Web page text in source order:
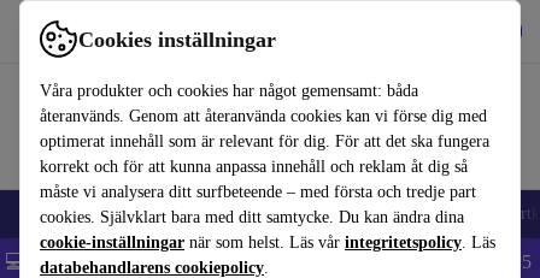
Cookies inställningar
Våra produkter och cookies har något gemensamt: båda
återanvänds. Genom att återanvända cookies kan vi förse dig med
optimerat innehåll som är relevant för dig. För att det ska fungera
korrekt och för att kunna anpassa innehåll och reklam åt dig så
måste vi analysera ditt surfbeteende – med första och tredje part
cookies. Självklart bara med ditt samtycke. Du kan ändra dina
cookie-inställningar när som helst. Läs vår integritetspolicy. Läs
databehandlarens cookiepolicy.
Använd refurbed snabbt och enkelt
🎒 Back to school Mobiltelefoner Bärbara datorer Surfplattor
💻 Extra 5% rabatt på alla MacBooks och laptops - Code: LAPTOP5